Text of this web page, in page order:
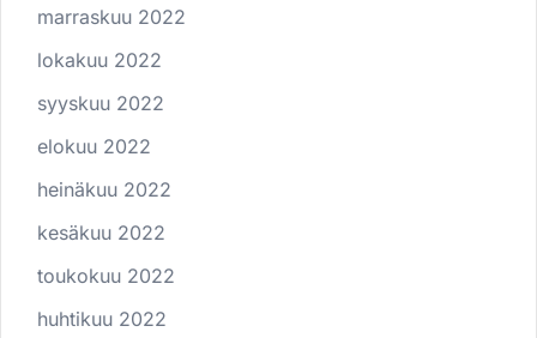
marraskuu 2022
lokakuu 2022
syyskuu 2022
elokuu 2022
heinäkuu 2022
kesäkuu 2022
toukokuu 2022
huhtikuu 2022